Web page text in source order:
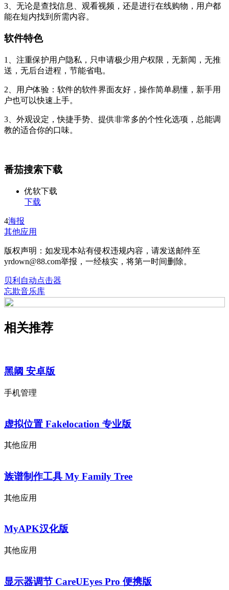
3、无论是查找信息、观看视频，还是进行在线购物，用户都
能在短内找到所需内容。
软件特色
1、注重保护用户隐私，只申请极少用户权限，无新闻，无推
送，无后台进程，节能省电。
2、用户体验：软件的软件界面友好，操作简单易懂，新手用
户也可以快速上手。
3、外观设定，快捷手势、提供非常多的个性化选项，总能调
教的适合你的口味。
番茄搜索下载
优软下载
下载
4海报
其他应用
版权声明：如发现本站有侵权违规内容，请发送邮件至
yrdown@88.com举报，一经核实，将第一时间删除。
贝利自动点击器
忘欺音乐库
相关推荐
黑阈 安卓版
手机管理
虚拟位置 Fakelocation 专业版
其他应用
族谱制作工具 My Family Tree
其他应用
MyAPK汉化版
其他应用
显示器调节 CareUEyes Pro 便携版